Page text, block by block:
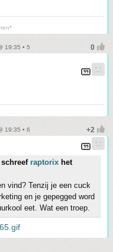
19:35 • 5
19:35 • 6
schreef raptorix het
vind? Tenzij je een cuck
en je gepegged word
eet. Wat een troep.